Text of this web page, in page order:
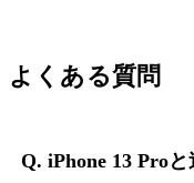
よくある質問
Q. iPhone 13 Proと